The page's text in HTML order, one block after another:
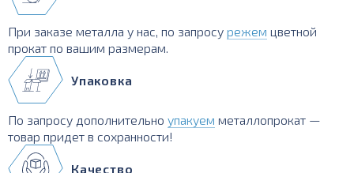
При заказе металла у нас, по запросу режем цветной
прокат по вашим размерам.
Упаковка
По запросу дополнительно упакуем металлопрокат —
товар придет в сохранности!
Качество